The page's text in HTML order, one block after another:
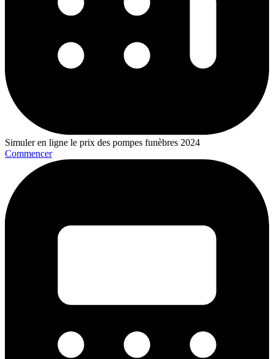
Simuler en ligne le prix des pompes funèbres 2024
Commencer